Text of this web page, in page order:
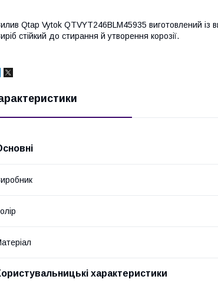
Qtap Vytok QTVYT246BLM45935 виготовлений із
стійкий до стирання й утворення корозії.
характеристики